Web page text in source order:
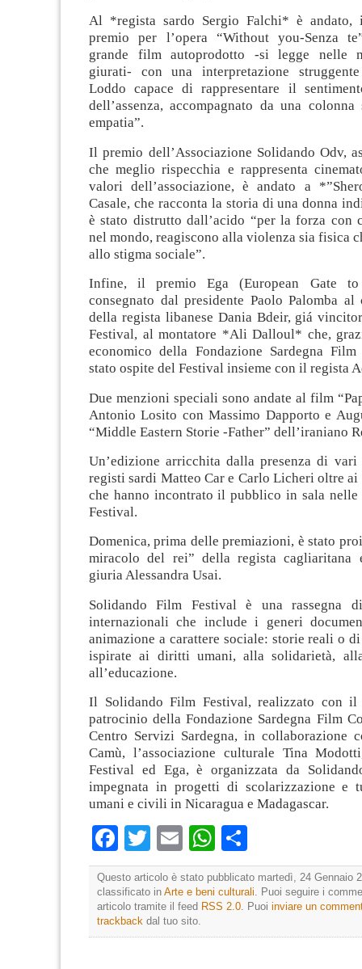
Al *regista sardo Sergio Falchi* è andato,
premio per l’opera “Without you-Senza
grande film autoprodotto -si legge nelle
giurati- con una interpretazione
Loddo capace di rappresentare il
dell’assenza, accompagnato da una
empatia”.
Il premio dell’Associazione Solidando Odv,
che meglio rispecchia e rappresenta
valori dell’associazione, è andato a
Casale, che racconta la storia di una donna
è stato distrutto dall’acido “per la forza con
nel mondo, reagiscono alla violenza sia fisica
allo stigma sociale”.
Infine, il premio Ega (European Gate
consegnato dal presidente Paolo Palomba al
della regista libanese Dania Bdeir, giá
Festival, al montatore *Ali Dalloul* che,
economico della Fondazione Sardegna
stato ospite del Festival insieme con il regista
Due menzioni speciali sono andate al film
Antonio Losito con Massimo Dapporto e
“Middle Eastern Storie -Father” dell’iraniano
Un’edizione arricchita dalla presenza di
registi sardi Matteo Car e Carlo Licheri oltre
che hanno incontrato il pubblico in sala
Festival.
Domenica, prima delle premiazioni, è stato
miracolo del rei” della regista cagliaritana
giuria Alessandra Usai.
Solidando Film Festival è una rassegna
internazionali che include i generi
animazione a carattere sociale: storie reali o
ispirate ai diritti umani, alla solidarietà,
all’educazione.
Il Solidando Film Festival, realizzato con
patrocinio della Fondazione Sardegna Film
Centro Servizi Sardegna, in collaborazione
Camù, l’associazione culturale Tina
Festival ed Ega, è organizzata da
impegnata in progetti di scolarizzazione e
umani e civili in Nicaragua e Madagascar.
Facebook
TwitterEmailWhatsApp
Questo articolo è stato pubblicato martedì, 24 Gennaio
classificato in Arte e beni culturali. Puoi seguire i
articolo tramite il feed RSS 2.0. Puoi inviare un
trackback dal tuo sito.